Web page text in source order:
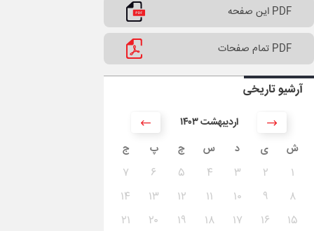
PDF این صفحه
PDF تمام صفحات
آرشیو تاریخی
۱۴۰۳ اردیبهشت
ش
ی د س چ پ ج
۱ ۲ ۳ ۴ ۵ ۶
۷
۸
۹ ۱۰ ۱۱ ۱۲ ۱۳
۱۴
۱۵
۱۶ ۱۷ ۱۸ ۱۹ ۲۰
۲۱